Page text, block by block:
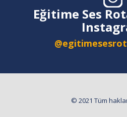
Eğitime Ses
© 2021 Tüm